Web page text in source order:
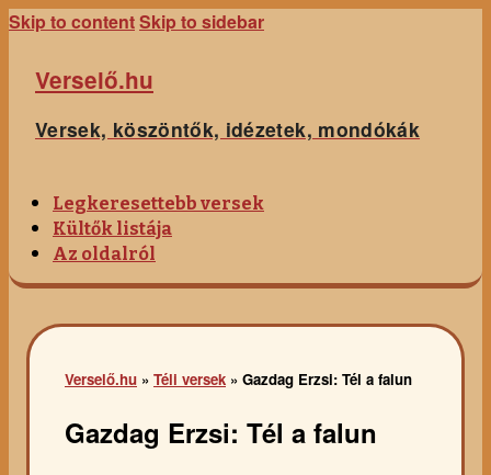
Skip to contentSkip to sidebar
Verselő.hu
Versek, köszöntők, idézetek, mondókák
Legkeresettebb versek
Kültők listája
Az oldalról
Verselő.hu » Téli versek » Gazdag Erzsi: Tél a falun
Gazdag Erzsi: Tél a falun